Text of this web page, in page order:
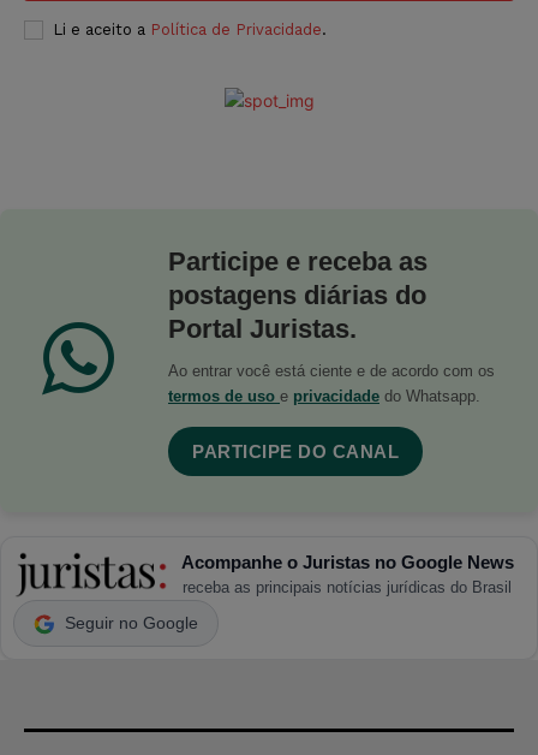
Li e aceito a Política de Privacidade.
Participe e receba as
postagens diárias do
Portal Juristas.
Ao entrar você está ciente e de acordo com os
termos de uso e privacidade do Whatsapp.
PARTICIPE DO CANAL
Acompanhe o Juristas no Google News
receba as principais notícias jurídicas do Brasil
Seguir no Google